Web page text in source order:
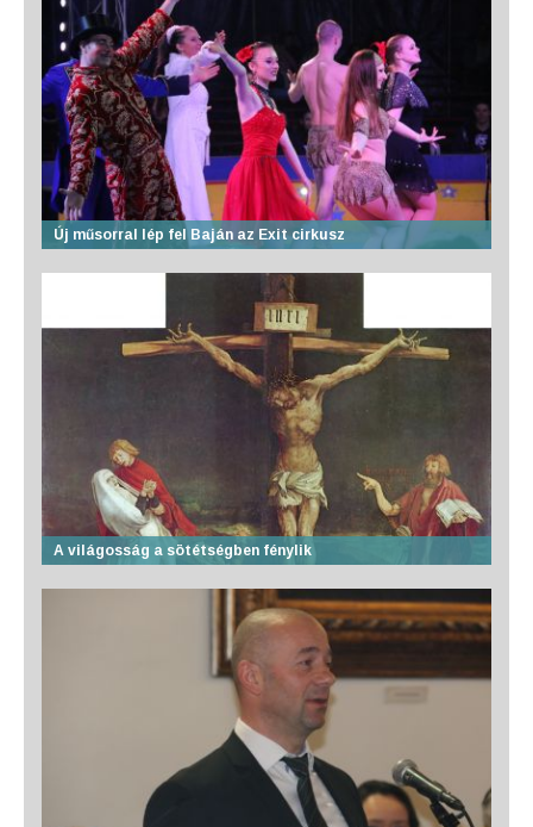
Új műsorral lép fel Baján az Exit cirkusz
A világosság a sötétségben fénylik